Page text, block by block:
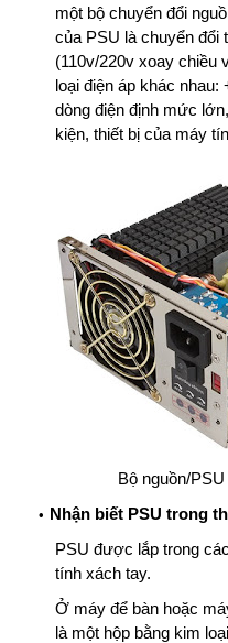
một bộ chuyển đổi
của PSU là chuyển đổi
(110v/220v xoay chiều
loại điện áp khác nhau:
dòng điện định mức
kiện, thiết bị của máy
Bộ nguồn/
Nhận biết PSU trong
PSU được lắp trong
tính xách tay.
Ở máy để bàn hoặc
là một hộp bằng kim